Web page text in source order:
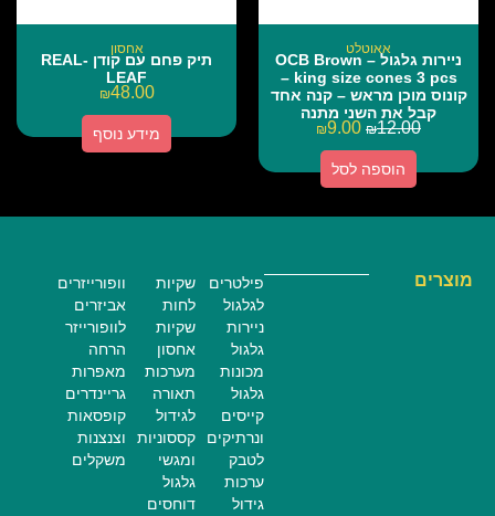
אאוטלט
ניירות גלגול – OCB Brown
king size cones 3 pcs –
קונוס מוכן מראש – קנה אחד
קבל את השני מתנה
₪12.00
₪9.00
הוספה לסל
אחסון
תיק פחם עם קודן REAL-
LEAF
₪48.00
מידע נוסף
מוצרים
פילטרים
לגלגול
ניירות
גלגול
מכונות
גלגול
קייסים
ונרתיקים
לטבק
ערכות
גידול
שקיות
לחות
שקיות
אחסון
מערכות
תאורה
לגידול
קססוניות
ומגשי
גלגול
דוחסים
וופורייזרים
אביזרים
לוופורייזר
הרחה
מאפרות
גריינדרים
קופסאות
וצנצנות
משקלים